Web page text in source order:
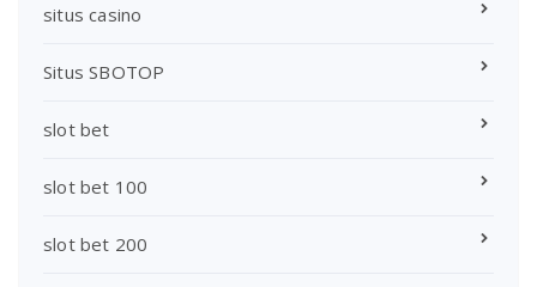
situs casino
Situs SBOTOP
slot bet
slot bet 100
slot bet 200